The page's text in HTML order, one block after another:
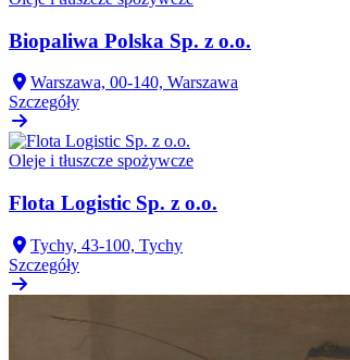
Biopaliwa Polska Sp. z o.o.
Warszawa, 00-140, Warszawa
Szczegóły
Oleje i tłuszcze spożywcze
Flota Logistic Sp. z o.o.
Tychy, 43-100, Tychy
Szczegóły